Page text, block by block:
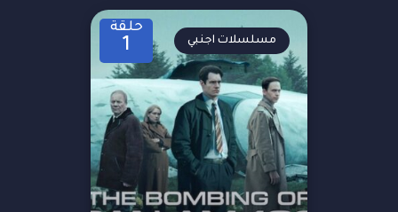
حلقة
1 مسلسلات اجنبي